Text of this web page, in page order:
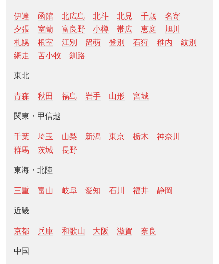
伊達 函館 北広島 北斗 北見 千歳
名寄
夕張
室蘭 富良野 小樽 帯広 恵庭
旭川
札幌
根室 江別 留萌 登別 石狩 稚内
紋別
網走
苫小牧 釧路
東北
青森 秋田 福島 岩手 山形 宮城
関東・甲信越
千葉 埼玉 山梨 新潟 東京 栃木
神奈川
群馬
茨城 長野
東海・北陸
三重 富山 岐阜 愛知 石川 福井 静岡
近畿
京都 兵庫 和歌山 大阪 滋賀 奈良
中国